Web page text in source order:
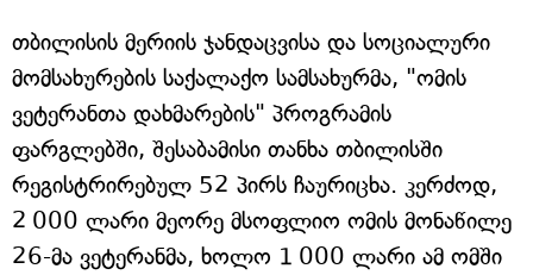
თბილისის მერიის ჯანდაცვისა და სოციალური
მომსახურების საქალაქო სამსახურმა, "ომის
ვეტერანთა დახმარების" პროგრამის
ფარგლებში, შესაბამისი თანხა თბილისში
რეგისტრირებულ 52 პირს ჩაურიცხა. კერძოდ,
2 000 ლარი მეორე მსოფლიო ომის მონაწილე
26-მა ვეტერანმა, ხოლო 1 000 ლარი ამ ომში